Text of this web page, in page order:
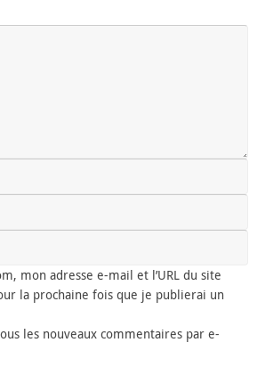
mon adresse e-mail et l’URL du site
la prochaine fois que je publierai un
les nouveaux commentaires par e-